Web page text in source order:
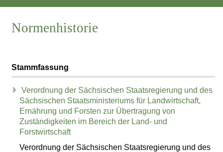
Normenhistorie
Stammfassung
Verordnung der Sächsischen Staatsregierung und des
Sächsischen Staatsministeriums für Landwirtschaft,
Ernährung und Forsten zur Übertragung von
Zuständigkeiten im Bereich der Land- und
Forstwirtschaft
Verordnung der Sächsischen Staatsregierung und des